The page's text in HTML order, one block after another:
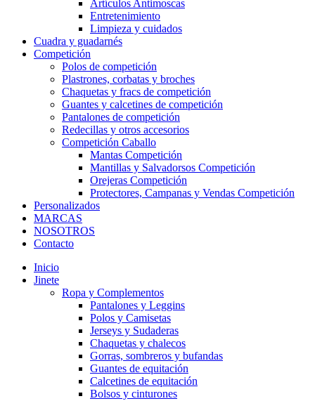
Artículos Antimoscas
Entretenimiento
Limpieza y cuidados
Cuadra y guadarnés
Competición
Polos de competición
Plastrones, corbatas y broches
Chaquetas y fracs de competición
Guantes y calcetines de competición
Pantalones de competición
Redecillas y otros accesorios
Competición Caballo
Mantas Competición
Mantillas y Salvadorsos Competición
Orejeras Competición
Protectores, Campanas y Vendas Competición
Personalizados
MARCAS
NOSOTROS
Contacto
Inicio
Jinete
Ropa y Complementos
Pantalones y Leggins
Polos y Camisetas
Jerseys y Sudaderas
Chaquetas y chalecos
Gorras, sombreros y bufandas
Guantes de equitación
Calcetines de equitación
Bolsos y cinturones